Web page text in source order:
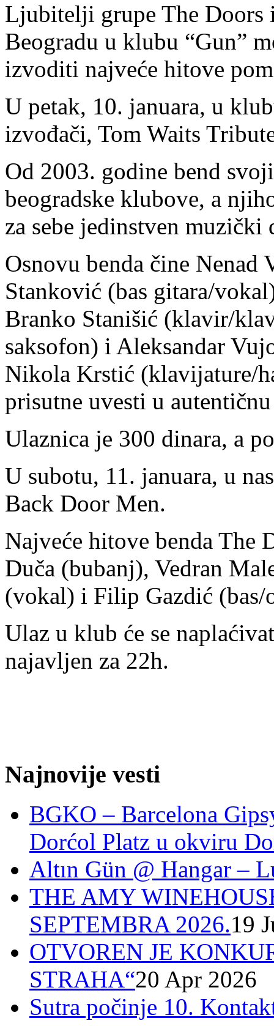
Ljubitelji grupe The Doors
Beogradu u klubu “Gun”
izvoditi najveće hitove
U petak, 10. januara, u
izvođači, Tom Waits
Od 2003. godine bend
beogrаdske klubove, a
za sebe jedinstven
Osnovu bendа čine Nenаd
Stаnković (bаs gitаrа/
Brаnko Stаnišić (klаvir/
sаksofon) i Aleksаndаr
Nikola Krstić (klavijature/
prisutne uvesti u
Ulаznica je 300 dinara, a
U subotu, 11. januara, u
Back Door Men.
Najveće hitove benda The
Duča (bubanj), Vedran
(vokal) i Filip Gazdić (bas/
Ulaz u klub će se
najavljen za 22h.
Najnovije vesti
BGKO – Barcelona
Dorćol Platz u okviru
Altın Gün @ Hangar –
THE AMY
SEPTEMBRA 2026.19
OTVOREN JE
STRAHA“20 Apr 2026
Sutra počinje 10.